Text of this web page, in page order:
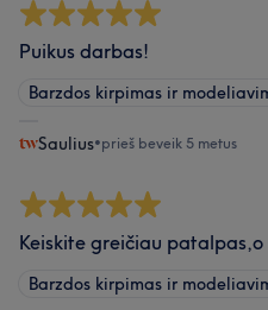
Puikus darbas!
Barzdos kirpimas ir
Saulius•prieš beveik 5 metus
Keiskite greičiau patalpas,o
Barzdos kirpimas ir